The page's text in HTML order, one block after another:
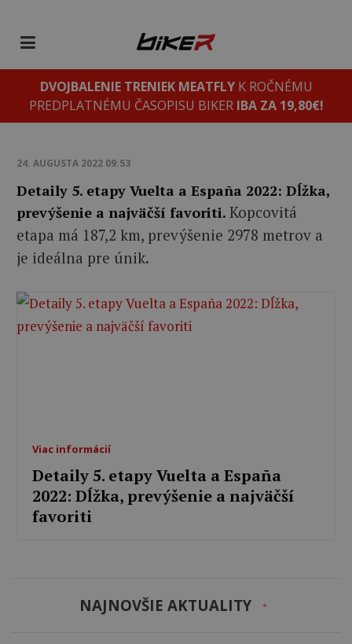
DVOJBALENIE TRENIEK MEATFLYK ROČNÉMU
PREDPLATNÉMU ČASOPISU BIKER IBA ZA 19,80€!
24. AUGUSTA 2022 09:53
Detaily 5. etapy Vuelta a España 2022: Dĺžka,
prevýšenie a najväčší favoriti. Kopcovitá
etapa má 187,2 km, prevýšenie 2978 metrov a
je ideálna pre únik.
Viac informácií
Detaily 5. etapy Vuelta a España
2022: Dĺžka, prevýšenie a najväčší
favoriti
NAJNOVŠIE AKTUALITY